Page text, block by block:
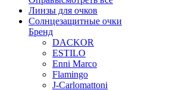
Линзы для очков
Солнцезащитные очки
Бренд
DACKOR
ESTILO
Enni Marco
Flamingo
J-Carlomattoni